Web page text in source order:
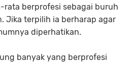
rata berprofesi sebagai buruh
Jika terpilih ia berharap agar
diperhatikan.
banyak yang berprofesi